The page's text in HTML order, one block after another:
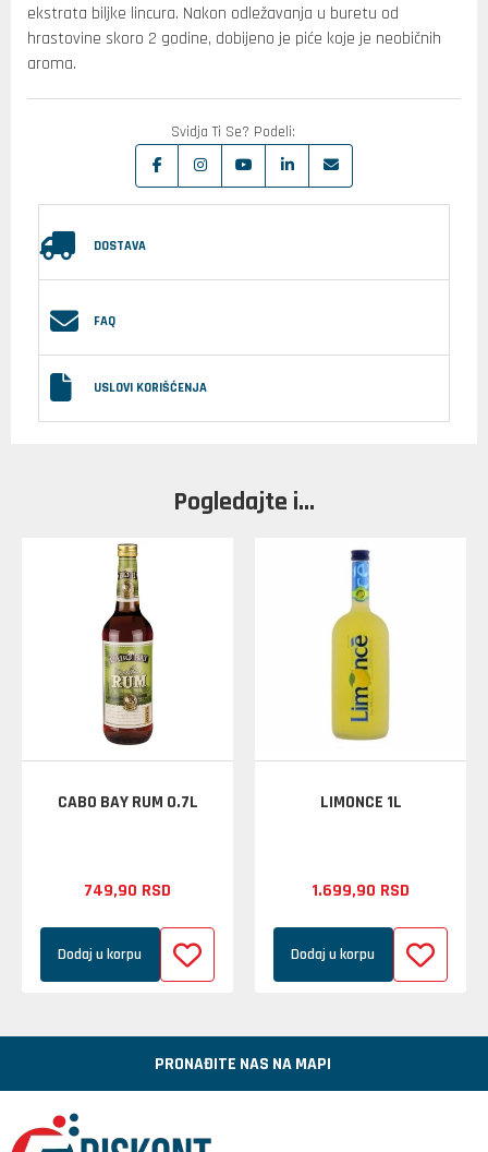
ekstrata biljke lincura. Nakon odležavanja u buretu od
hrastovine skoro 2 godine, dobijeno je piće koje je neobičnih
aroma.
Svidja Ti Se? Podeli:
DOSTAVA
FAQ
USLOVI KORIŠĆENJA
Pogledajte i...
CABO BAY RUM 0.7L
749,90 RSD
Dodaj u korpu
LIMONCE 1L
1.699,90 RSD
Dodaj u korpu
PRONAĐITE NAS NA MAPI